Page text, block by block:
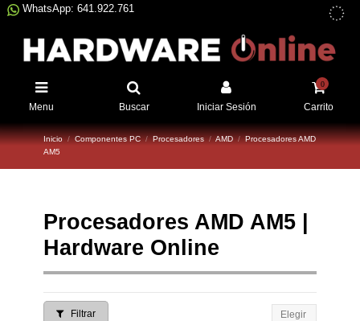
WhatsApp: 641.922.761
Menu Buscar Iniciar Sesión
0
Carrito
Inicio Componentes PC Procesadores AMD
Procesadores AMD
AM5
Procesadores AMD AM5 |
Hardware Online
Filtrar Elegir